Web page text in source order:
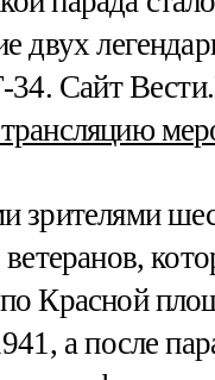
двух
34. Сайт
зрителями
ветеранов,
Красной
а после